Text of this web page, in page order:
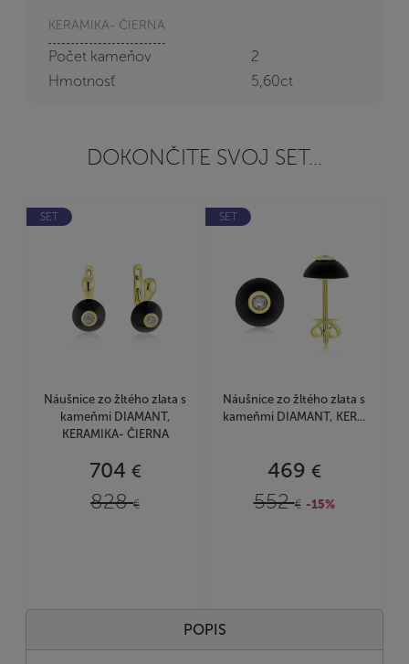
KERAMIKA- ČIERNA
Počet kameňov
2
Hmotnosť
5,60ct
DOKONČITE SVOJ SET...
SET
Náušnice zo žltého zlata s
kameňmi DIAMANT,
KERAMIKA- ČIERNA
704 €
828€
SET
Náušnice zo žltého zlata s
kameňmi DIAMANT, KER...
469 €
552€ -15%
POPIS